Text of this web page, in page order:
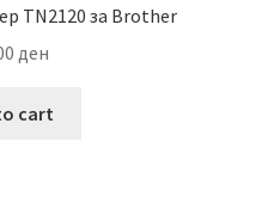
TN2120 за Brother
ден
cart